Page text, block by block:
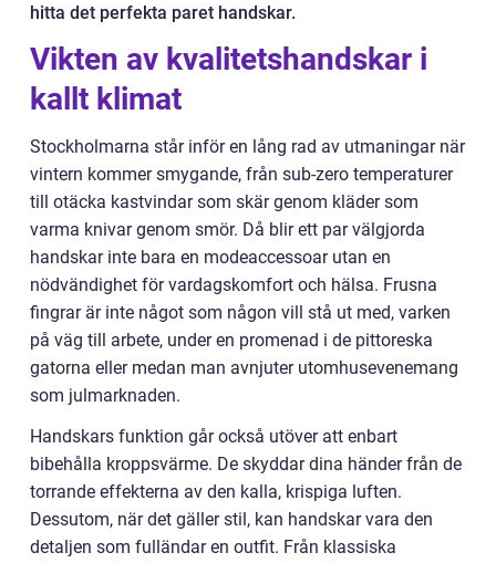
hitta det perfekta paret handskar.
Vikten av kvalitetshandskar i
kallt klimat
Stockholmarna står inför en lång rad av utmaningar när
vintern kommer smygande, från sub-zero temperaturer
till otäcka kastvindar som skär genom kläder som
varma knivar genom smör. Då blir ett par välgjorda
handskar inte bara en modeaccessoar utan en
nödvändighet för vardagskomfort och hälsa. Frusna
fingrar är inte något som någon vill stå ut med, varken
på väg till arbete, under en promenad i de pittoreska
gatorna eller medan man avnjuter utomhusevenemang
som julmarknaden.
Handskars funktion går också utöver att enbart
bibehålla kroppsvärme. De skyddar dina händer från de
torrande effekterna av den kalla, krispiga luften.
Dessutom, när det gäller stil, kan handskar vara den
detaljen som fulländar en outfit. Från klassiska